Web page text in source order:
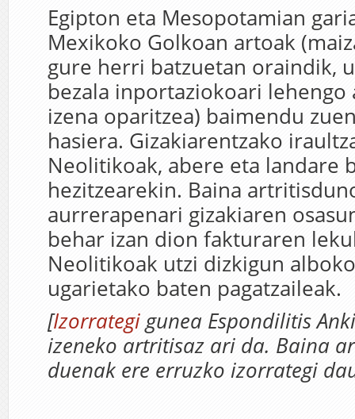
Egipton eta Mesopotamian
Mexikoko Golkoan artoak
gure herri batzuetan oraindik,
bezala inportaziokoari
izena oparitzea) baimendu
hasiera. Gizakiarentzako
Neolitikoak, abere eta landare
hezitzearekin. Baina
aurrerapenari gizakiaren
behar izan dion fakturaren
Neolitikoak utzi dizkigun
ugarietako baten pagatzaileak.
[Izorrategigunea Espondilitis
izeneko artritisaz ari da. Baina
duenak ere erruzko izorrategi